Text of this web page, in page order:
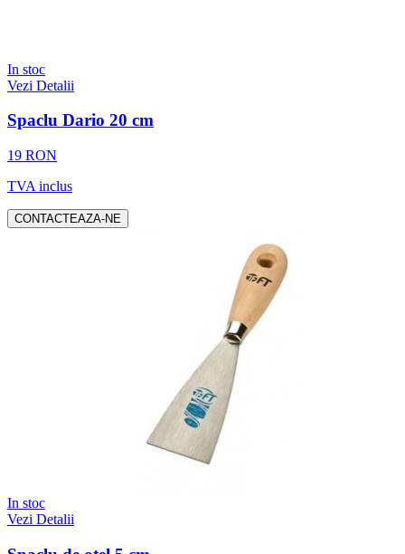
In stoc
Vezi Detalii
Spaclu Dario 20 cm
19 RON
TVA inclus
CONTACTEAZA-NE
In stoc
Vezi Detalii